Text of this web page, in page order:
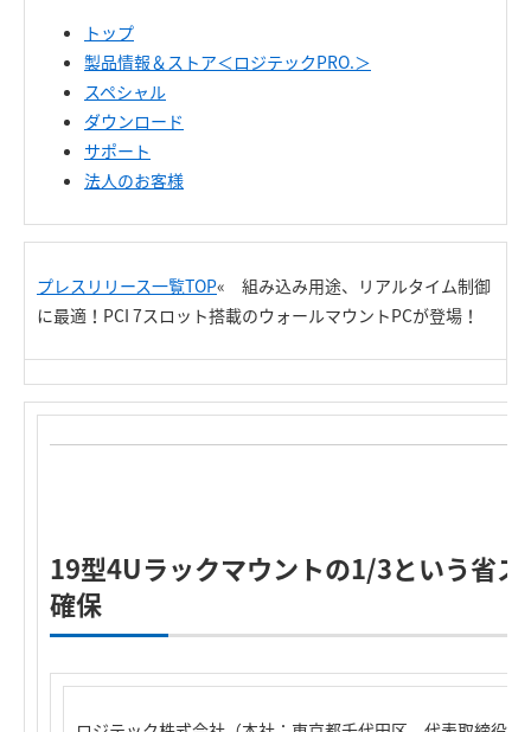
トップ
製品情報＆ストア＜ロジテックPRO.＞
スペシャル
ダウンロード
サポート
法人のお客様
プレスリリース一覧TOP« 組み込み用途、リアルタイム制御
に最適！PCI 7スロット搭載のウォールマウントPCが登場！
19型4Uラックマウントの1/3という省
確保